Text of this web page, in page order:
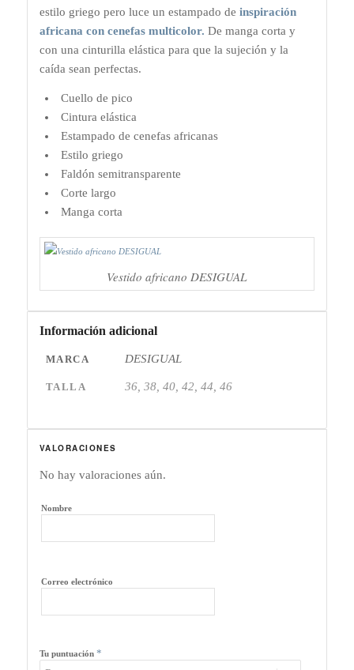
estilo griego pero luce un estampado de inspiración
africana con cenefas multicolor. De manga corta y
con una cinturilla elástica para que la sujeción y la
caída sean perfectas.
Cuello de pico
Cintura elástica
Estampado de cenefas africanas
Estilo griego
Faldón semitransparente
Corte largo
Manga corta
Vestido africano DESIGUAL
Información adicional
MARCA DESIGUAL
TALLA 36, 38, 40, 42, 44, 46
VALORACIONES
No hay valoraciones aún.
Nombre
Correo electrónico
Tu puntuación *